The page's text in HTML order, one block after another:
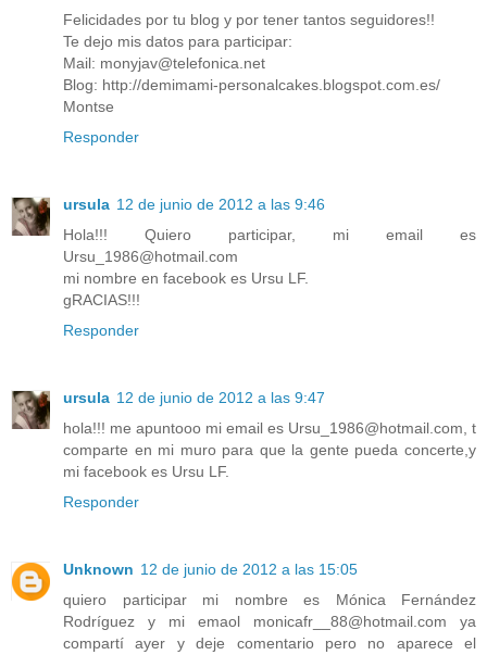
Felicidades por tu blog y por tener tantos seguidores!!
Te dejo mis datos para participar:
Mail: monyjav@telefonica.net
Blog: http://demimami-personalcakes.blogspot.com.es/
Montse
Responder
ursula 12 de junio de 2012 a las 9:46
Hola!!! Quiero participar, mi email es
Ursu_1986@hotmail.com
mi nombre en facebook es Ursu LF.
gRACIAS!!!
Responder
ursula 12 de junio de 2012 a las 9:47
hola!!! me apuntooo mi email es Ursu_1986@hotmail.com, t
comparte en mi muro para que la gente pueda concerte,y
mi facebook es Ursu LF.
Responder
Unknown 12 de junio de 2012 a las 15:05
quiero participar mi nombre es Mónica Fernández
Rodríguez y mi emaol monicafr__88@hotmail.com ya
compartí ayer y deje comentario pero no aparece el